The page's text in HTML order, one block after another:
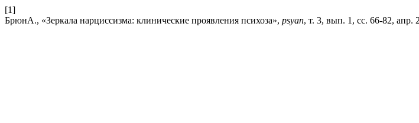
[1]
БрюнА., «Зеркала нарциссизма: клинические проявления психоза», psyan, т. 3, вып. 1, сс. 66-82, апр.